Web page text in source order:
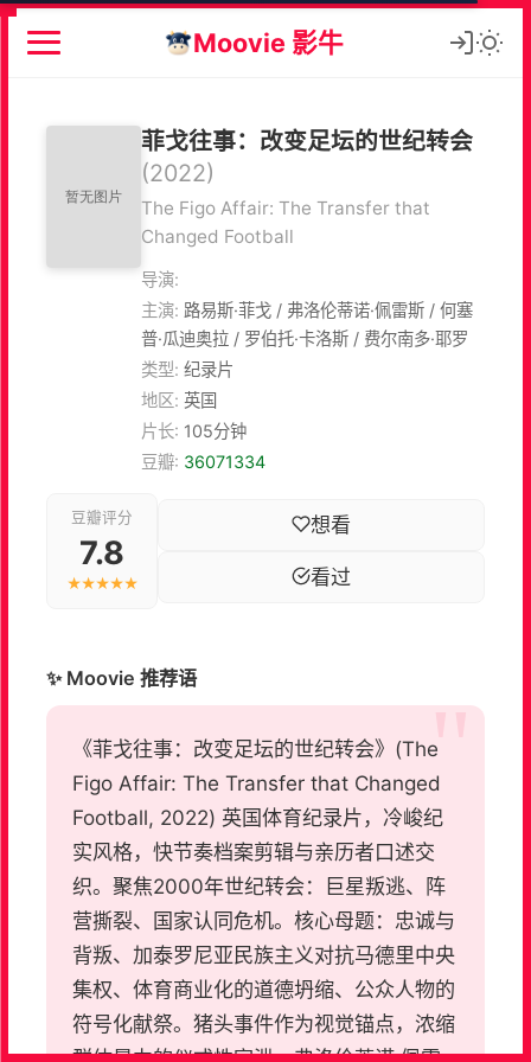
Moovie 影牛
菲戈往事：改变足坛的世纪转会
(2022)
The Figo Affair: The Transfer that
Changed Football
导演:
主演: 路易斯·菲戈 / 弗洛伦蒂诺·佩雷斯 / 何塞
普·瓜迪奥拉 / 罗伯托·卡洛斯 / 费尔南多·耶罗
类型: 纪录片
地区: 英国
片长: 105分钟
豆瓣: 36071334
豆瓣评分
7.8
★★★★★
想看
看过
✨ Moovie 推荐语
《菲戈往事：改变足坛的世纪转会》(The
Figo Affair: The Transfer that Changed
Football, 2022) 英国体育纪录片，冷峻纪
实风格，快节奏档案剪辑与亲历者口述交
织。聚焦2000年世纪转会：巨星叛逃、阵
营撕裂、国家认同危机。核心母题：忠诚与
背叛、加泰罗尼亚民族主义对抗马德里中央
集权、体育商业化的道德坍缩、公众人物的
符号化献祭。猪头事件作为视觉锚点，浓缩